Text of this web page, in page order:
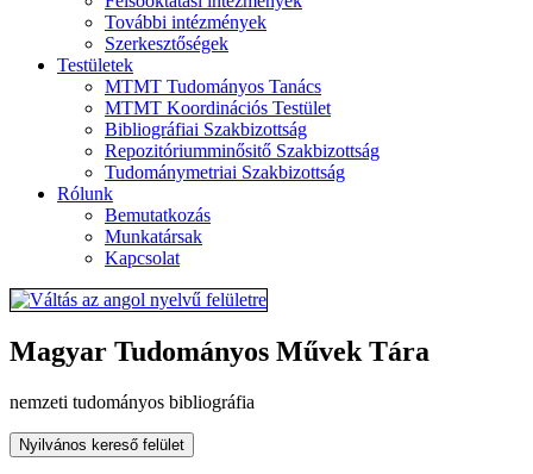
További intézmények
Szerkesztőségek
Testületek
MTMT Tudományos Tanács
MTMT Koordinációs Testület
Bibliográfiai Szakbizottság
Repozitóriumminősitő Szakbizottság
Tudománymetriai Szakbizottság
Rólunk
Bemutatkozás
Munkatársak
Kapcsolat
Magyar Tudományos Művek Tára
nemzeti tudományos bibliográfia
Nyilvános kereső felület